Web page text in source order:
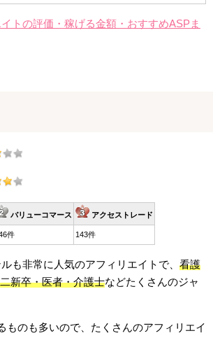
イトの評価・稼げる金額・おすすめASPま
バリューコマース アクセストレード
件 143件
も非常に人気のアフィリエイトで、 看護
新卒・医者・介護士などたくさんのジャ
ものも多いので、たくさんのアフィリエイ